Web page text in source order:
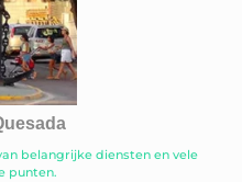
belangrijke diensten en vele
punten.